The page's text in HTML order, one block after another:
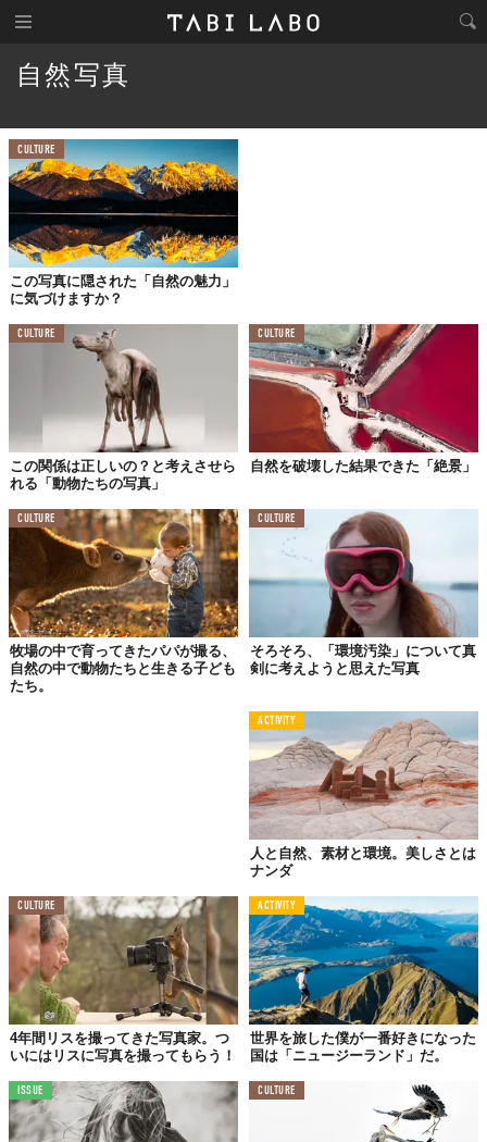
自然写真
CULTURE
この写真に隠された「自然の魅力」
に気づけますか？
CULTURE
この関係は正しいの？と考えさせら
れる「動物たちの写真」
CULTURE
自然を破壊した結果できた「絶景」
CULTURE
牧場の中で育ってきたパパが撮る、
自然の中で動物たちと生きる子ども
たち。
CULTURE
そろそろ、「環境汚染」について真
剣に考えようと思えた写真
ACTIVITY
人と自然、素材と環境。美しさとは
ナンダ
CULTURE
4年間リスを撮ってきた写真家。つ
いにはリスに写真を撮ってもらう！
ACTIVITY
世界を旅した僕が一番好きになった
国は「ニュージーランド」だ。
ISSUE CULTURE